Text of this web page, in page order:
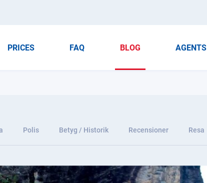
PRICES FAQ BLOG AGENTS
Polis Betyg / Historik Recensioner Resa